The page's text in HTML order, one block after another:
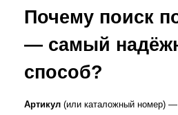
Почему поиск
— самый
способ?
Артикул (или каталожный номер) —